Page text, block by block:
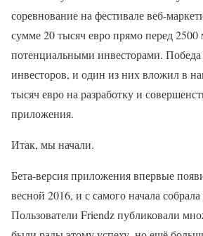
соревнование на фестивале веб-
сумме 20 тысяч евро прямо перед 2500
потенциальными инвесторами.
инвесторов, и один из них вложил в
тысяч евро на разработку и
приложения.
Итак, мы начали.
Бета-версия приложения впервые
весной 2016, и с самого начала
Пользователи Friendz публиковали